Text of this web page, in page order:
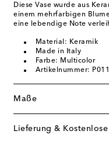
Diese Vase wurde aus
einem mehrfarbigen
eine lebendige Note
Material: Keramik
Made in Italy
Farbe: Multicolor
Artikelnummer:
Maße
Lieferung &